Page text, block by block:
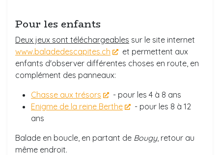
Pour les enfants
Deux jeux sont téléchargeables sur le site internet
www.baladedescapites.ch
et permettent aux
enfants d'observer différentes choses en route, en
complément des panneaux:
Chasse aux trésors
- pour les 4 à 8 ans
Enigme de la reine Berthe
- pour les 8 à 12
ans
Balade en boucle, en partant de Bougy, retour au
même endroit.